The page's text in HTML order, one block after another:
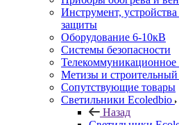
Инструмент,
защиты
Оборудование 6-10кВ
Системы безопасности
Метизы и
Сопутствующие товары
Светильники Ecoledbio
Назад